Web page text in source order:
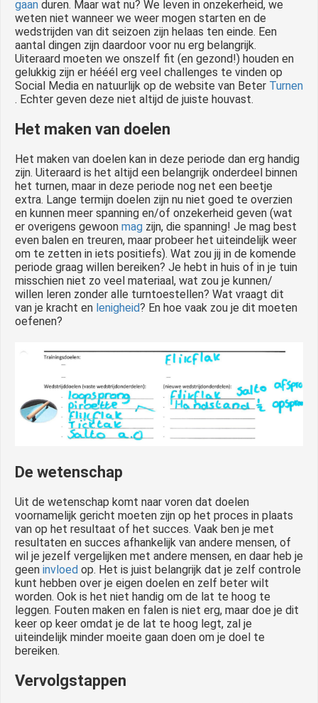
gaan duren. Maar wat nu? We leven in onzekerheid, we
weten niet wanneer we weer mogen starten en de
wedstrijden van dit seizoen zijn helaas ten einde. Een
aantal dingen zijn daardoor voor nu erg belangrijk.
Uiteraard moeten we onszelf fit (en gezond!) houden en
gelukkig zijn er hééél erg veel challenges te vinden op
Social Media en natuurlijk op de website van Beter Turnen
. Echter geven deze niet altijd de juiste houvast.
Het maken van doelen
Het maken van doelen kan in deze periode dan erg handig
zijn. Uiteraard is het altijd een belangrijk onderdeel binnen
het turnen, maar in deze periode nog net een beetje
extra. Lange termijn doelen zijn nu niet goed te overzien
en kunnen meer spanning en/of onzekerheid geven (wat
er overigens gewoon mag zijn, die spanning! Je mag best
even balen en treuren, maar probeer het uiteindelijk weer
om te zetten in iets positiefs). Wat zou jij in de komende
periode graag willen bereiken? Je hebt in huis of in je tuin
misschien niet zo veel materiaal, wat zou je kunnen/
willen leren zonder alle turntoestellen? Wat vraagt dit
van je kracht en lenigheid? En hoe vaak zou je dit moeten
oefenen?
De wetenschap
Uit de wetenschap komt naar voren dat doelen
voornamelijk gericht moeten zijn op het proces in plaats
van op het resultaat of het succes. Vaak ben je met
resultaten en succes afhankelijk van andere mensen, of
wil je jezelf vergelijken met andere mensen, en daar heb je
geen invloed op. Het is juist belangrijk dat je zelf controle
kunt hebben over je eigen doelen en zelf beter wilt
worden. Ook is het niet handig om de lat te hoog te
leggen. Fouten maken en falen is niet erg, maar doe je dit
keer op keer omdat je de lat te hoog legt, zal je
uiteindelijk minder moeite gaan doen om je doel te
bereiken.
Vervolgstappen